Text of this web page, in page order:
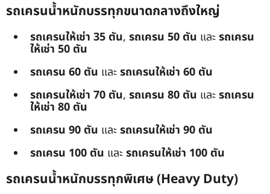
รถเครนน้ำหนักบรรทุกขนาดกลางถึงใหญ่
รถเครนให้เช่า 35 ตัน, รถเครน 50 ตัน และรถเครน
ให้เช่า 50 ตัน
รถเครน 60 ตัน และรถเครนให้เช่า 60 ตัน
รถเครนให้เช่า 70 ตัน, รถเครน 80 ตัน และรถเครน
ให้เช่า 80 ตัน
รถเครน 90 ตัน และรถเครนให้เช่า 90 ตัน
รถเครน 100 ตัน และรถเครนให้เช่า 100 ตัน
รถเครนน้ำหนักบรรทุกพิเศษ (Heavy Duty)